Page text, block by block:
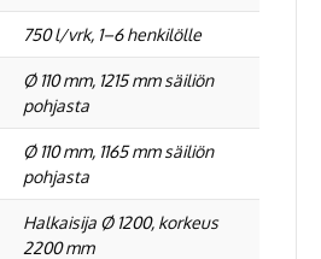
750 l/vrk, 1–6 henkilölle
Ø 110 mm, 1215 mm säiliön
pohjasta
Ø 110 mm, 1165 mm säiliön
pohjasta
Halkaisija Ø 1200, korkeus
2200 mm